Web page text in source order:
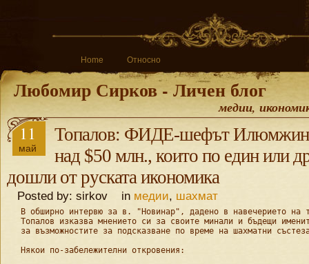
Home Относно
Любомир Сирков - Личен блог
медии,
11
май
Топалов: ФИДЕ-шефът
над $50 млн., които по един или
дошли от руската икономика
Posted by: sirkov in медии, шахмат
В обширно интервю за в. "Новинар", дадено в навечерието на
Топалов изказва мнението си за своите минали и бъдещи
за възможностите за подсказване по време на шахматни
Някои по-забележителни откровения: